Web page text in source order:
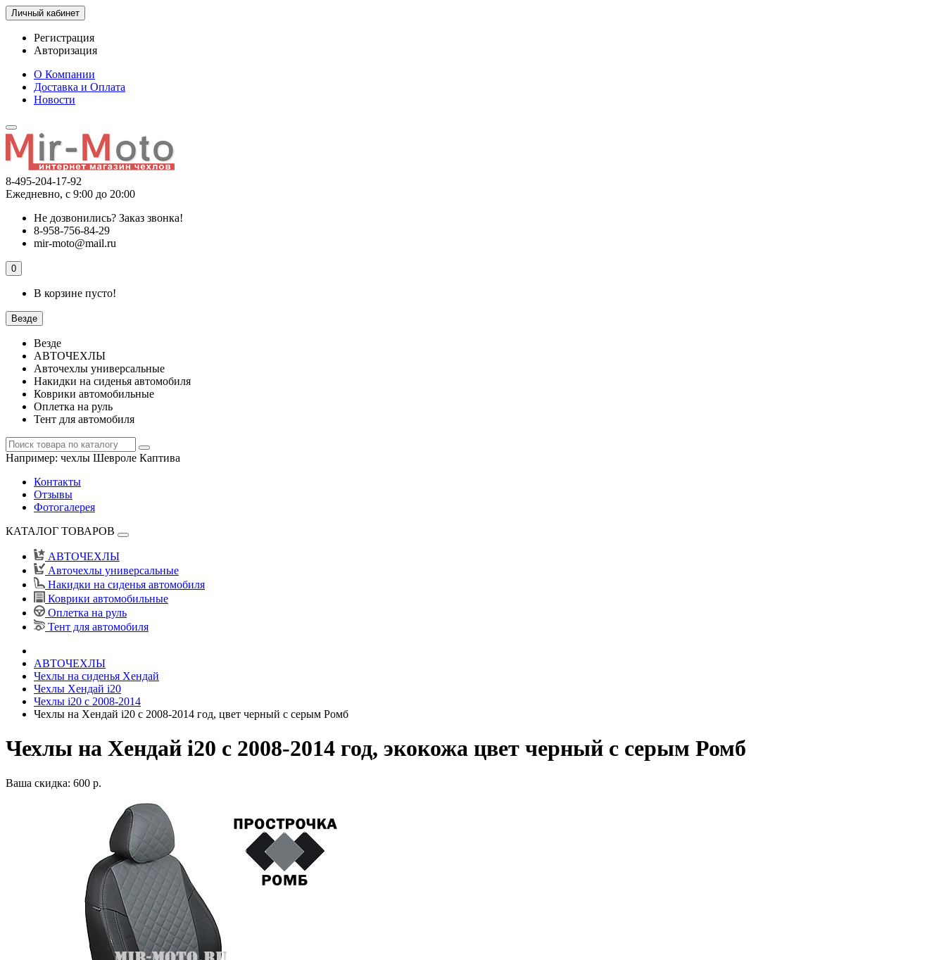
Личный кабинет
Регистрация
Авторизация
О Компании
Доставка и Оплата
Новости
8-495-204-17-92
Ежедневно, с 9:00 до 20:00
Не дозвонились? Заказ звонка!
8-958-756-84-29
mir-moto@mail.ru
0
В корзине пусто!
Везде
Везде
АВТОЧЕХЛЫ
Авточехлы универсальные
Накидки на сиденья автомобиля
Коврики автомобильные
Оплетка на руль
Тент для автомобиля
Например: чехлы Шевроле Каптива
Контакты
Отзывы
Фотогалерея
КАТАЛОГ ТОВАРОВ
АВТОЧЕХЛЫ
Авточехлы универсальные
Накидки на сиденья автомобиля
Коврики автомобильные
Оплетка на руль
Тент для автомобиля
АВТОЧЕХЛЫ
Чехлы на сиденья Хендай
Чехлы Хендай i20
Чехлы i20 c 2008-2014
Чехлы на Хендай i20 с 2008-2014 год, цвет черный с серым Ромб
Чехлы на Хендай i20 с 2008-2014 год, экокожа цвет черный с серым Ромб
Ваша скидка: 600 р.